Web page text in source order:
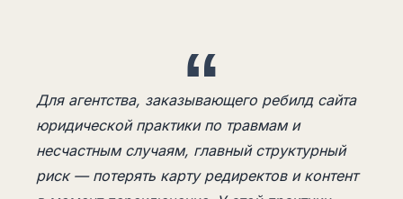
Для агентства, заказывающего ребилд сайта
юридической практики по травмам и
несчастным случаям, главный структурный
риск — потерять карту редиректов и контент